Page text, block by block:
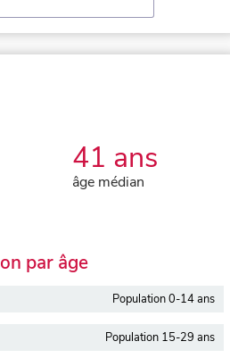
41 ans
âge médian
par âge
Population 0-14 ans
Population 15-29 ans